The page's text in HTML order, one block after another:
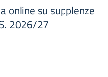
online su supplenze
2026/27